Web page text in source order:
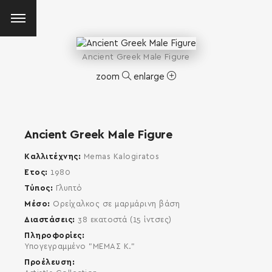
Ancient Greek Male Figure
zoom enlarge
Ancient Greek Male Figure
Καλλιτέχνης
Memas Kalogiratos
Έτος
1980
Τύπος
Γλυπτό
Μέσο
Ορείχαλκος σε μαρμάρινη βάση
Διαστάσεις
38 εκατοστά (15 ίντσες)
Πληροφορίες
Υπογεγραμμένο "ΜΕΜΑΣ Κ."
Προέλευση